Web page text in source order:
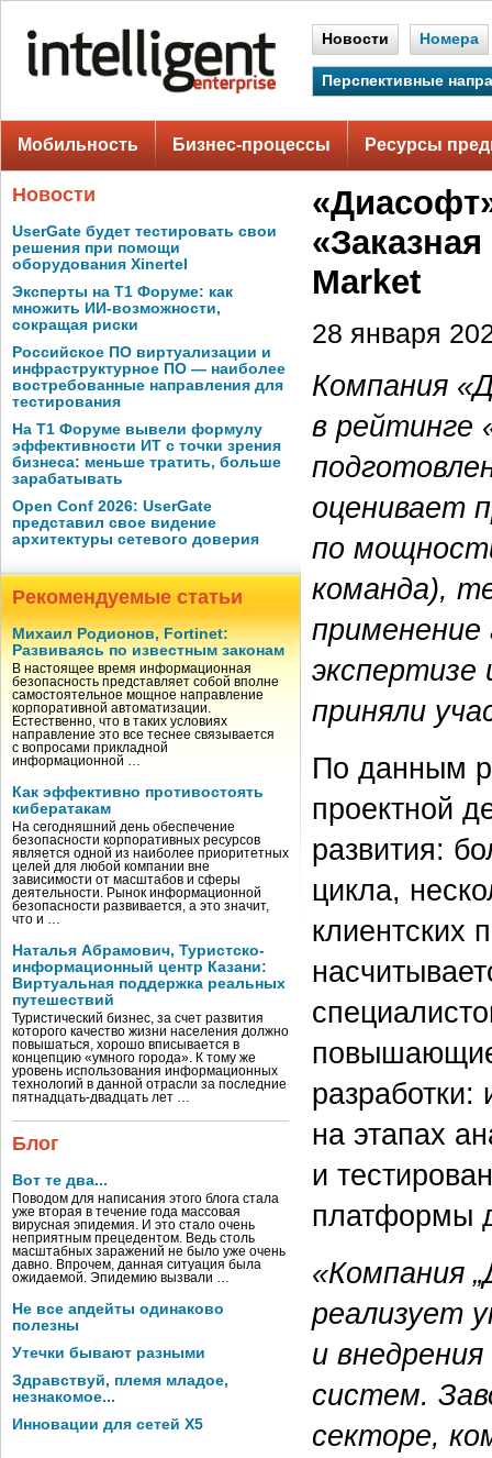
Новости Номера
Перспективные
Мобильность Бизнес-процессы Ресурсы
Новости
UserGate будет тестировать свои
решения при помощи
оборудования Xinertel
Эксперты на Т1 Форуме: как
множить ИИ-возможности,
сокращая риски
Российское ПО виртуализации и
инфраструктурное ПО — наиболее
востребованные направления для
тестирования
На Т1 Форуме вывели формулу
эффективности ИТ с точки зрения
бизнеса: меньше тратить, больше
зарабатывать
Open Conf 2026: UserGate
представил свое видение
архитектуры сетевого доверия
Рекомендуемые статьи
Михаил Родионов, Fortinet:
Развиваясь по известным законам
В настоящее время информационная
безопасность представляет собой вполне
самостоятельное мощное направление
корпоративной автоматизации.
Естественно, что в таких условиях
направление это все теснее связывается
с вопросами прикладной
информационной …
Как эффективно противостоять
кибератакам
На сегодняшний день обеспечение
безопасности корпоративных ресурсов
является одной из наиболее приоритетных
целей для любой компании вне
зависимости от масштабов и сферы
деятельности. Рынок информационной
безопасности развивается, а это значит,
что и …
Наталья Абрамович, Туристско-
информационный центр Казани:
Виртуальная поддержка реальных
путешествий
Туристический бизнес, за счет развития
которого качество жизни населения должно
повышаться, хорошо вписывается в
концепцию «умного города». К тому же
уровень использования информационных
технологий в данной отрасли за последние
пятнадцать-двадцать лет …
Блог
Вот те два...
Поводом для написания этого блога стала
уже вторая в течение года массовая
вирусная эпидемия. И это стало очень
неприятным прецедентом. Ведь столь
масштабных заражений не было уже очень
давно. Впрочем, данная ситуация была
ожидаемой. Эпидемию вызвали …
Не все апдейты одинаково
полезны
Утечки бывают разными
Здравствуй, племя младое,
незнакомое...
Инновации для сетей X5
Market
28 января
Компания
в рейтинге
оценивает
по
команда),
применение
экспертизе
приняли
По данным
проектной
развития:
цикла,
клиентских
разработки:
на этапах
и
платформы
«Компания
реализует
и
систем.
секторе,